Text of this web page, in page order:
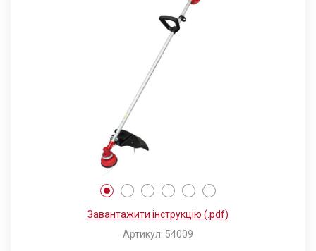
Завантажити інструкцію (.pdf)
Артикул: 54009